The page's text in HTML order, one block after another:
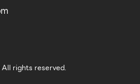
rights reserved.